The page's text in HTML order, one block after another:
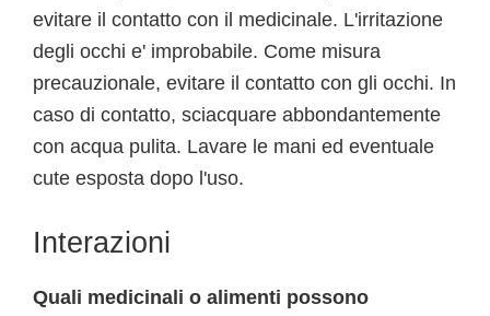
evitare il contatto con il medicinale. L'irritazione
degli occhi e' improbabile. Come misura
precauzionale, evitare il contatto con gli occhi. In
caso di contatto, sciacquare abbondantemente
con acqua pulita. Lavare le mani ed eventuale
cute esposta dopo l'uso.
Interazioni
Quali medicinali o alimenti possono